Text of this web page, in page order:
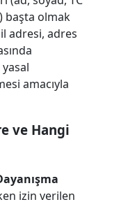
başta olmak
adresi, adres
amacıyla
ve Hangi
izin verilen